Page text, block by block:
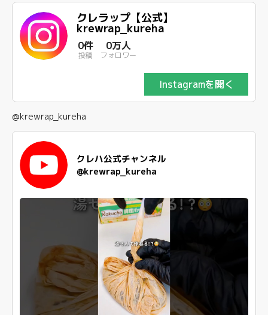
クレラップ【公式】
krewrap_kureha
0件
投稿
0万人
フォロワー
Instagramを開く
@krewrap_kureha
クレハ公式チャンネル
@krewrap_kureha